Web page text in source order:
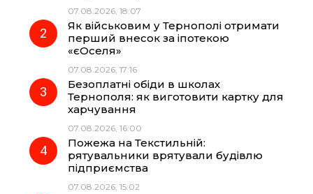
o
k
r
a
m
A
07.08.2026, 18:07
Як військовим у Тернополі отримати
перший внесок за іпотекою
«єОселя»
07.08.2026, 17:16
Безоплатні обіди в школах
Тернополя: як виготовити картку для
харчування
07.08.2026, 16:00
Пожежа на Текстильній:
рятувальники врятували будівлю
підприємства
07.08.2026, 15:02